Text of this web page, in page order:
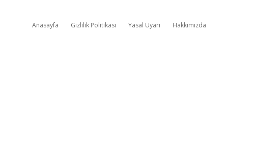
Anasayfa Gizlilik Politikası Yasal Uyarı Hakkımızda